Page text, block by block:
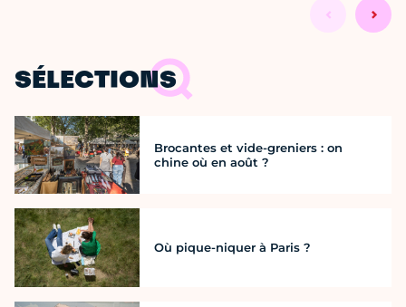
SÉLECTIONS
Brocantes et vide-greniers : on
chine où en août ?
Où pique-niquer à Paris ?